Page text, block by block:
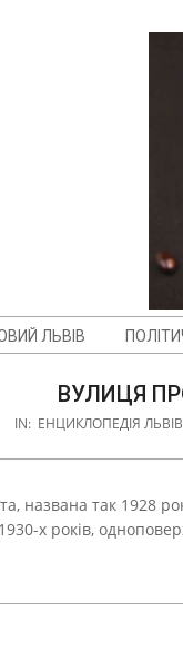
ЛЬВІВ
ВУЛИЦЯ
IN: ЕНЦИКЛОПЕДІЯ
названа так 1928
х років,